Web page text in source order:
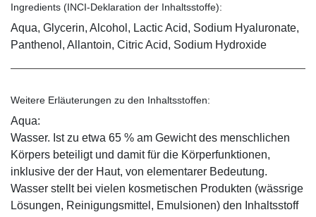
Ingredients (INCI-Deklaration der Inhaltsstoffe):
Aqua, Glycerin, Alcohol, Lactic Acid, Sodium Hyaluronate,
Panthenol, Allantoin, Citric Acid, Sodium Hydroxide
Weitere Erläuterungen zu den Inhaltsstoffen:
Aqua:
Wasser. Ist zu etwa 65 % am Gewicht des menschlichen
Körpers beteiligt und damit für die Körperfunktionen,
inklusive der der Haut, von elementarer Bedeutung.
Wasser stellt bei vielen kosmetischen Produkten (wässrige
Lösungen, Reinigungsmittel, Emulsionen) den Inhaltsstoff